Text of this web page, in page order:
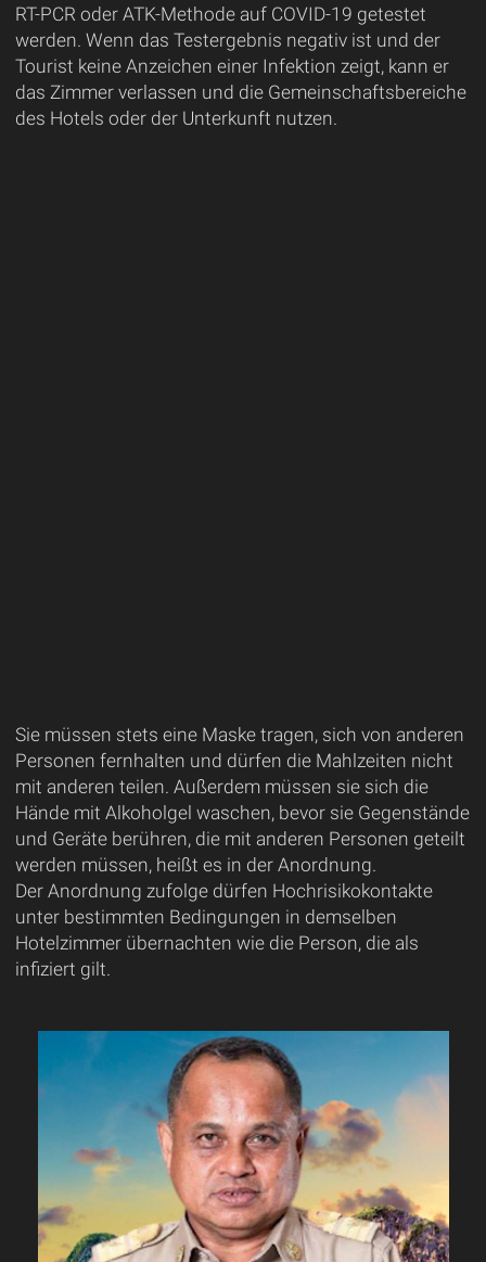
RT-PCR oder ATK-Methode auf COVID-19 getestet
werden. Wenn das Testergebnis negativ ist und der
Tourist keine Anzeichen einer Infektion zeigt, kann er
das Zimmer verlassen und die Gemeinschaftsbereiche
des Hotels oder der Unterkunft nutzen.
Sie müssen stets eine Maske tragen, sich von anderen
Personen fernhalten und dürfen die Mahlzeiten nicht
mit anderen teilen. Außerdem müssen sie sich die
Hände mit Alkoholgel waschen, bevor sie Gegenstände
und Geräte berühren, die mit anderen Personen geteilt
werden müssen, heißt es in der Anordnung.
Der Anordnung zufolge dürfen Hochrisikokontakte
unter bestimmten Bedingungen in demselben
Hotelzimmer übernachten wie die Person, die als
infiziert gilt.